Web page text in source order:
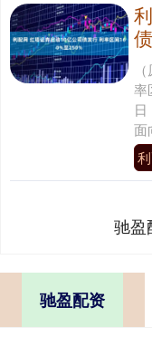
率
面
驰盈
驰盈配资